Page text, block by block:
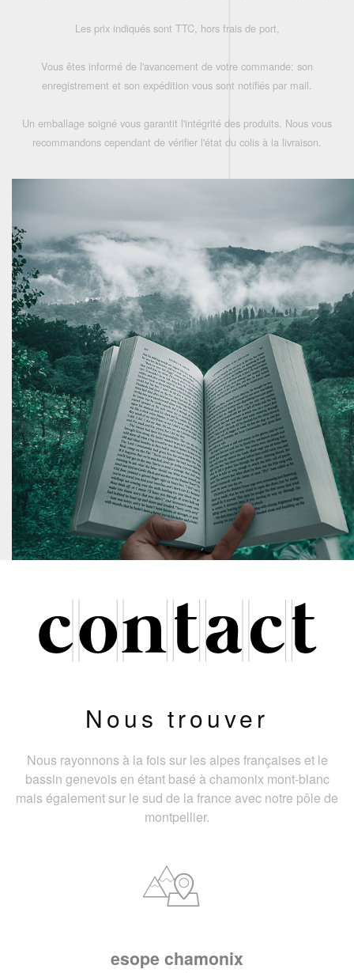
Les prix indiqués sont TTC, hors frais de port,
Vous êtes informé de l'avancement de votre commande: son
enregistrement et son expédition vous sont notifiés par mail.
Un emballage soigné vous garantit l'intégrité des produits. Nous vous
recommandons cependant de vérifier l'état du colis à la livraison.
Nous trouver
Nous rayonnons à la fois sur les alpes françaises et le
bassin genevois en étant basé à chamonix mont-blanc
mais également sur le sud de la france avec notre pôle de
montpellier.
esope chamonix